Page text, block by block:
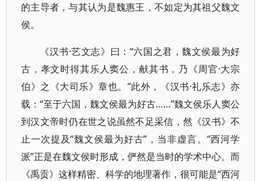
的主导者，与其认为是魏惠王，不如定为其祖父魏文
侯。
《汉书·艺文志》曰：“六国之君，魏文侯最为好
古，孝文时得其乐人窦公，献其书，乃《周官·大宗
伯》之《大司乐》章也。”此外，《汉书·礼乐志》亦
载：“至于六国，魏文侯最为好古……”魏文侯乐人窦公
到汉文帝时仍在世之说虽然不足采信，然《汉书》不
止一次提及“魏文侯最为好古”，当非虚言。“西河学
派”正是在魏文侯时形成，俨然是当时的学术中心。而
《禹贡》这样精密、科学的地理著作，很可能是“西河